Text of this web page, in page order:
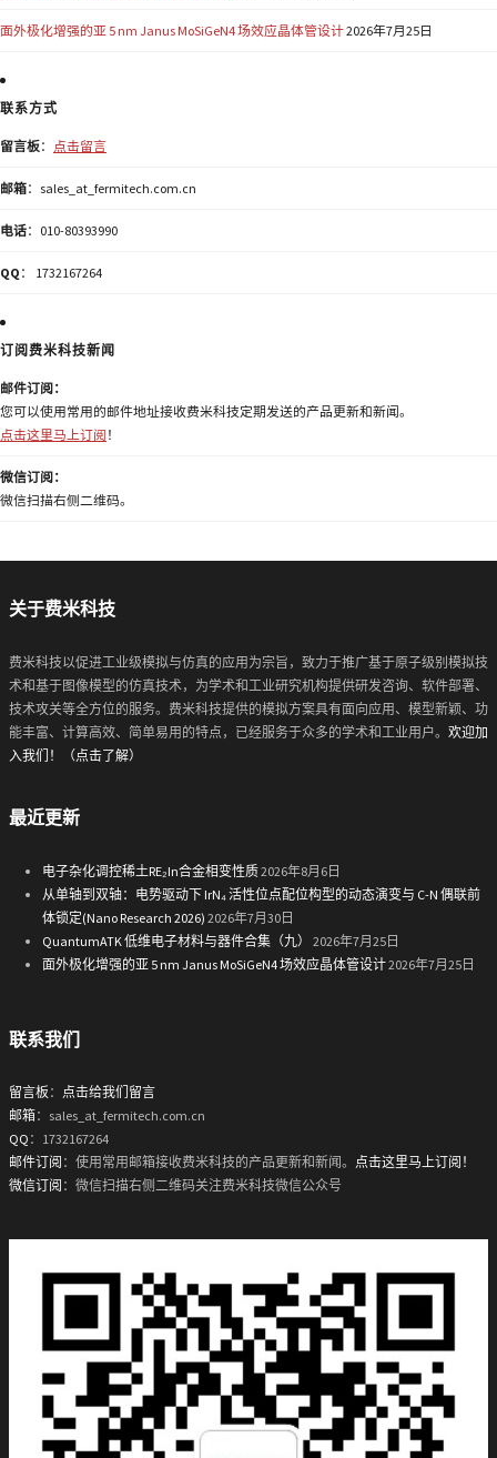
面外极化增强的亚 5 nm Janus MoSiGeN4 场效应晶体管设计2026年7月25日
联系方式
留言板： 点击留言
邮箱：sales_at_fermitech.com.cn
电话：010-80393990
QQ ： 1732167264
订阅费米科技新闻
邮件订阅：
您可以使用常用的邮件地址接收费米科技定期发送的产品更新和新闻。
点击这里马上订阅 ！
微信订阅：
微信扫描右侧二维码。
关于费米科技
费米科技以促进工业级模拟与仿真的应用为宗旨，致力于推广基于原子级别模拟技
术和基于图像模型的仿真技术，为学术和工业研究机构提供研发咨询、软件部署、
技术攻关等全方位的服务。费米科技提供的模拟方案具有面向应用、模型新颖、功
能丰富、计算高效、简单易用的特点，已经服务于众多的学术和工业用户。 欢迎加
入我们！（点击了解）
最近更新
电子杂化调控稀土RE₂In合金相变性质2026年8月6日
从单轴到双轴：电势驱动下 IrN₄ 活性位点配位构型的动态演变与 C-N 偶联前
体锁定(Nano Research 2026) 2026年7月30日
QuantumATK 低维电子材料与器件合集（九）
2026年7月25日
面外极化增强的亚 5 nm Janus MoSiGeN4 场效应晶体管设计2026年7月25日
联系我们
留言板 ： 点击给我们留言
邮箱：sales_at_fermitech.com.cn
QQ ：1732167264
邮件订阅 ：使用常用邮箱接收费米科技的产品更新和新闻。 点击这里马上订阅！
微信订阅 ：微信扫描右侧二维码关注费米科技微信公众号